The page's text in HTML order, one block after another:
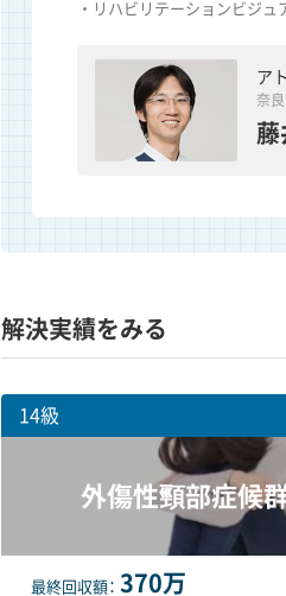
・リハビリテーションビジュ
ア
奈
藤
解決実績をみる
14級
外傷性頸部症候
最終回収額 370万